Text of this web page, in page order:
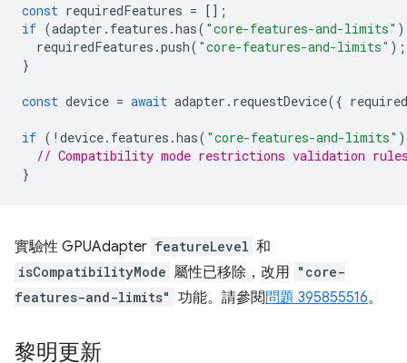
const requiredFeatures = [];
if (adapter . features .has( "core-features-and-limits"
requiredFeatures .push( "core-features-and-limits" );
}
const device = await adapter . requestDevice({
if ( ! device. features .has( "core-features-and-limits"
// Compatibility mode restrictions validation
}
實驗性 GPUAdapter featureLevel 和
isCompatibilityMode 屬性已移除，改用 "core-
features-and-limits" 功能。請參閱問題 395855516。
黎明更新